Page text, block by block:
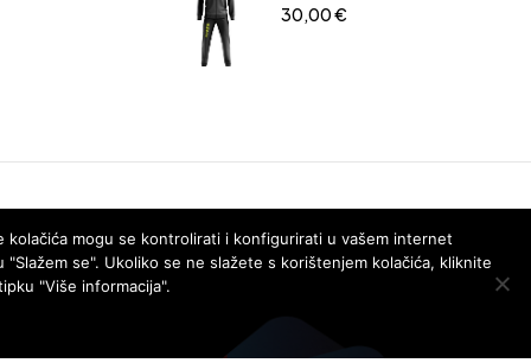
30,00€
mogu se kontrolirati i konfigurirati u vašem internet
se". Ukoliko se ne slažete s korištenjem kolačića, kliknite
"Više informacija".